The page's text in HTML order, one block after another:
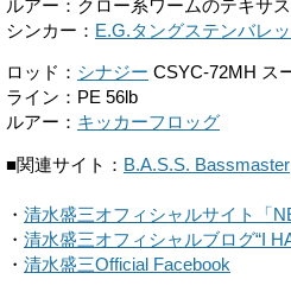
ルアー：クロー系ワームのテキサ
シンカー： E.G.タングステンバレ
ロッド： シナジー CSYC-72MH ス
ライン：PE 56lb
ルアー： キッカーフロッグ
■関連サイト： B.A.S.S. Bassmaster
・ 清水盛三オフィシャルサイト「
・ 清水盛三オフィシャルブログ“I
・ 清水盛三Official Facebook